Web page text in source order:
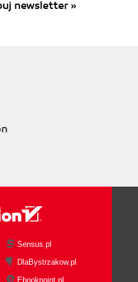
newsletter »
Sensus.pl
DlaBystrzakow.pl
Ebookpoint.pl